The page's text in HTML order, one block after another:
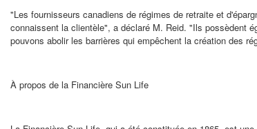
"Les fournisseurs canadiens de régimes de retraite et
connaissent la clientèle", a déclaré M. Reid. "Ils possèdent
pouvons abolir les barrières qui empêchent la création des
À propos de la Financière Sun Life